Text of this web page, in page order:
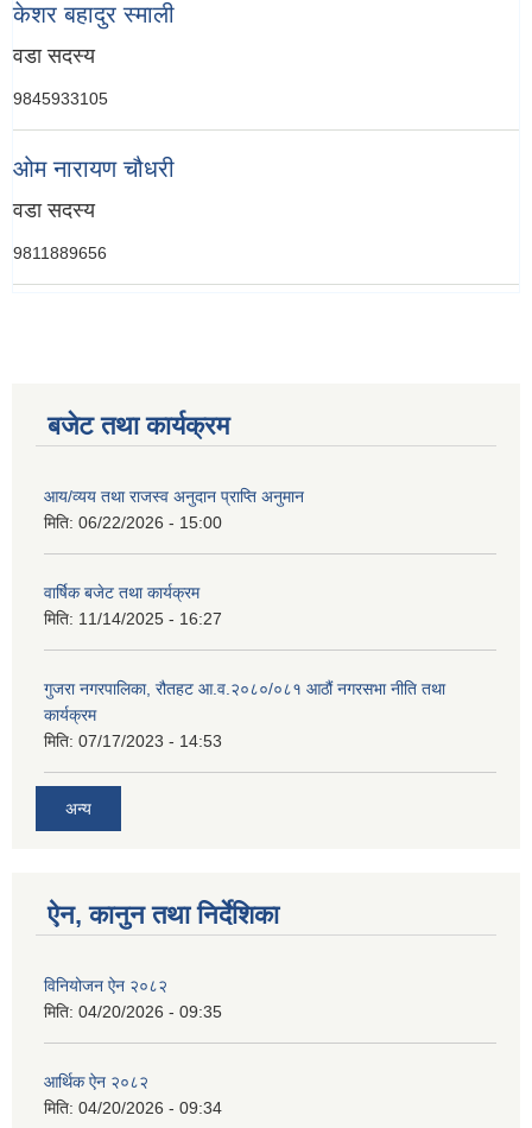
केशर बहादुर स्माली
वडा सदस्य
9845933105
‍ओम नारायण चौधरी
वडा सदस्य
9811889656
बजेट तथा कार्यक्रम
आय/व्यय तथा राजस्व अनुदान प्राप्ति अनुमान
मिति: 06/22/2026 - 15:00
वार्षिक बजेट तथा कार्यक्रम
मिति: 11/14/2025 - 16:27
गुजरा नगरपालिका, रौतहट आ.व.२०८०/०८१ आठौं नगरसभा नीति तथा
कार्यक्रम
मिति: 07/17/2023 - 14:53
अन्य
ऐन, कानुन तथा निर्देशिका
विनियोजन ऐन २०८२
मिति: 04/20/2026 - 09:35
आर्थिक ऐन २०८२
मिति: 04/20/2026 - 09:34